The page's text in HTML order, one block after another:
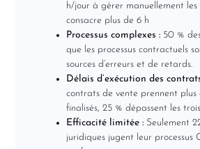
h/jour à gérer manuellement les
consacre plus de 6 h
Processus complexes :50 %
que les processus contractuels
sources d’erreurs et de retards.
Délais d’exécution des
contrats de vente prennent plus
finalisés, 25 % dépassent les
Efficacité limitée :Seulement
juridiques jugent leur processus